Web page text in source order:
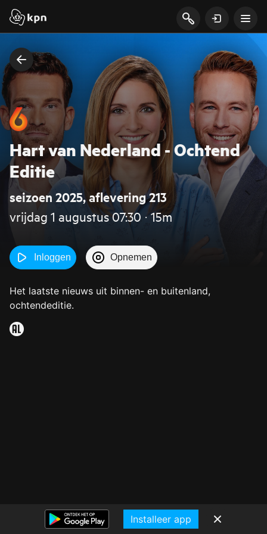
Hart van Nederland - Ochtend
Editie
seizoen 2025, aflevering 213
vrijdag 1 augustus 07:30 ‧ 15m
Inloggen Opnemen
Het laatste nieuws uit binnen- en buitenland,
ochtendeditie.
Installeer app